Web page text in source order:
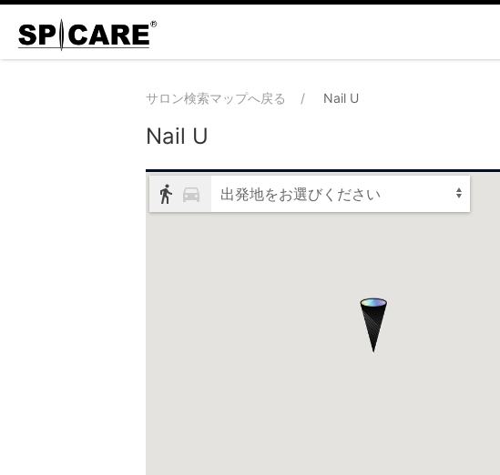
サロン検索マップへ戻る Nail U
Nail U
出発地をお選びください